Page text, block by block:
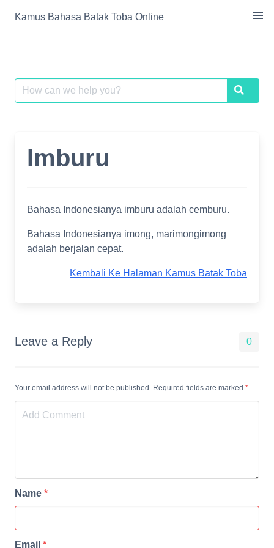
Kamus Bahasa Batak Toba Online
Search
for:
Search
Imburu
Bahasa Indonesianya imburu adalah cemburu.
Bahasa Indonesianya imong, marimongimong
adalah berjalan cepat.
Kembali Ke Halaman Kamus Batak Toba
Leave a Reply 0
Your email address will not be published. Required fields are marked *
Name *
Email *